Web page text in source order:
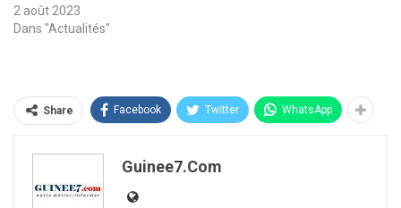
2 août 2023
Dans "Actualités"
Share Facebook Twitter WhatsApp
Guinee7.com